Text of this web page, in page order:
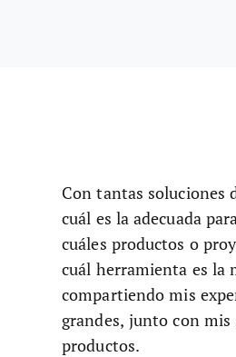
Con tantas soluciones
cuál es la adecuada
cuáles productos o
cuál herramienta es la
compartiendo mis
grandes, junto con
productos.